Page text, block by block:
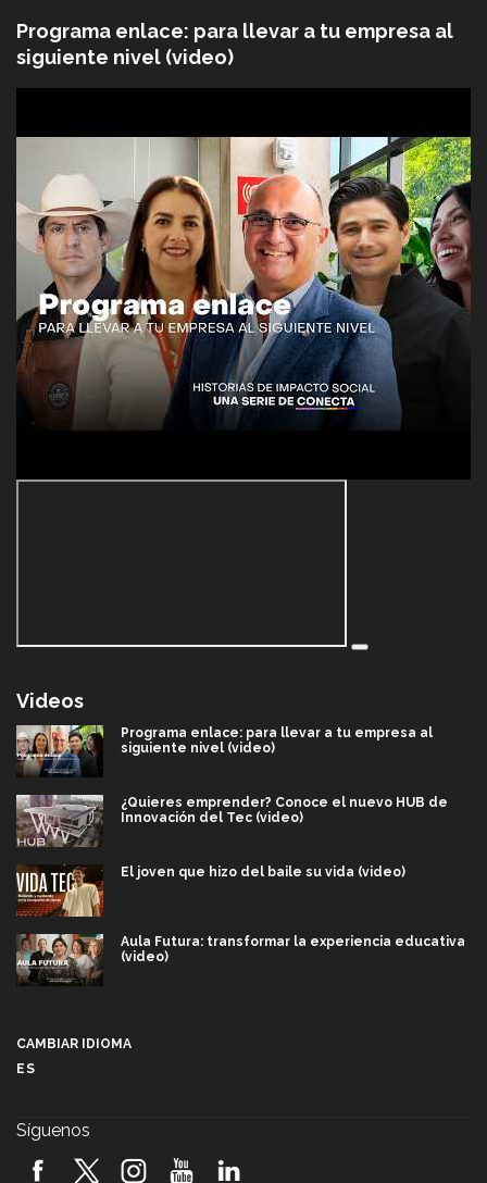
Programa enlace: para llevar a tu empresa al
siguiente nivel (video)
Videos
Programa enlace: para llevar a tu empresa al
siguiente nivel (video)
¿Quieres emprender? Conoce el nuevo HUB de
Innovación del Tec (video)
El joven que hizo del baile su vida (video)
Aula Futura: transformar la experiencia educativa
(video)
2026! (video)
CAMBIAR IDIOMA
ES
Síguenos